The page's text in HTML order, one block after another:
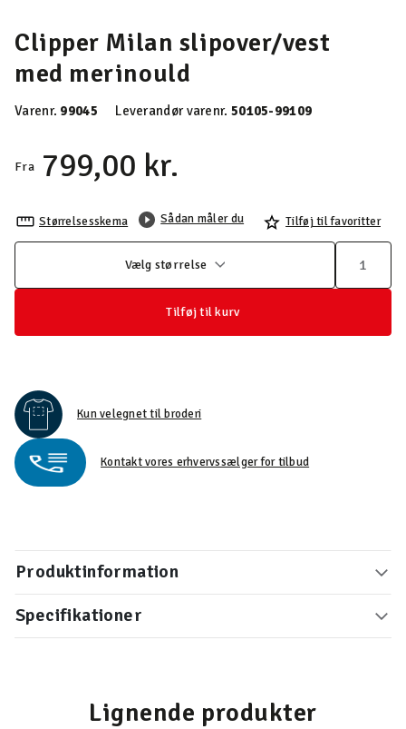
Clipper Milan slipover/vest
med merinould
Varenr. 99045 Leverandør varenr. 50105-99109
Fra 799,00 kr.
Størrelsesskema Sådan måler du Tilføj til favoritter
Vælg størrelse
Tilføj til kurv
Kun velegnet til broderi
Kontakt vores erhvervssælger for tilbud
Produktinformation
Specifikationer
Lignende produkter